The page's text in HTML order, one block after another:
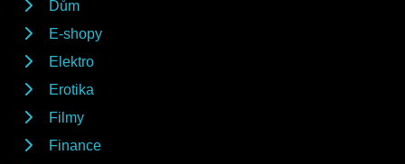
Dům
E-shopy
Elektro
Erotika
Filmy
Finance